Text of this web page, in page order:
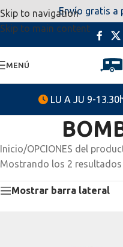
Skip to navigation
Skip to main content
estaremos
MENÚ
LU A JU 9-
Inicio/OPCIONES del
Mostrando los 2 resultados
Envío gratis a
Mostrar barra lateral